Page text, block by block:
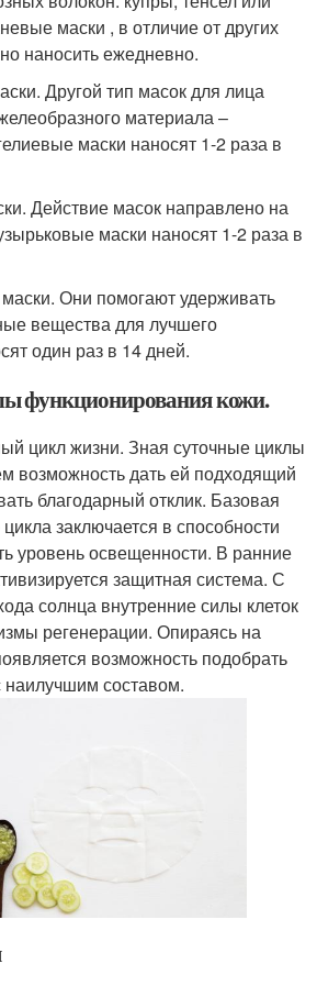
маски , в отличие от других
наносить ежедневно.
Другой тип масок для лица
материала –
маски наносят 1-2 раза в
Действие масок направлено на
маски наносят 1-2 раза в
Они помогают удерживать
вещества для лучшего
один раз в 14 дней.
функционирования кожи.
цикл жизни. Зная суточные циклы
возможность дать ей подходящий
благодарный отклик. Базовая
заключается в способности
уровень освещенности. В ранние
защитная система. С
солнца внутренние силы клеток
регенерации. Опираясь на
возможность подобрать
наилучшим составом.